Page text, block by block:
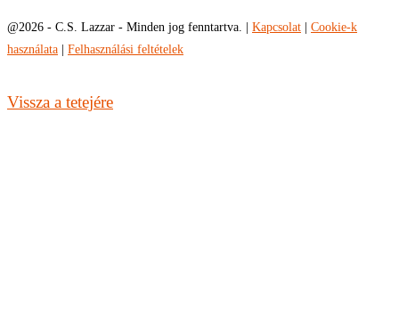
@2026 - C.S. Lazzar - Minden jog fenntartva. | Kapcsolat
Cookie-k
használata
Felhasználási feltételek
Vissza a tetejére